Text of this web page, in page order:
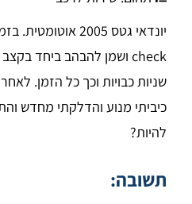
יונדאי גטס 2005
שניות כבויות וכך כל הזמן.
כיביתי מנוע והדלקתי מחדש
להיות?
תשובה: